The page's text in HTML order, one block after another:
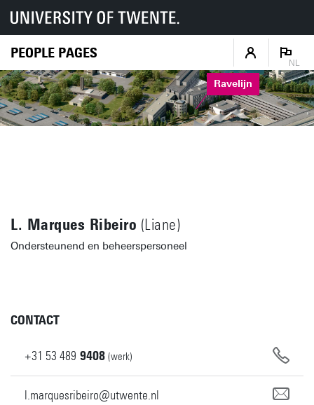
PEOPLE PAGES
NL
Ravelijn
L. Marques Ribeiro (Liane)
Ondersteunend en beheerspersoneel
CONTACT
+31 53 489 9408 (werk)
l.marquesribeiro@utwente.nl